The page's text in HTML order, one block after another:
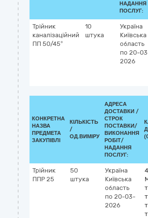
НАДАННЯ
ПОСЛУГ:
Трійник
каналізаційний
ПП 50/45°
10
штука
Україна
Київська
область
по 20-
2026
КОНКРЕТНА
НАЗВА
ПРЕДМЕТА
ЗАКУПІВЛІ
КІЛЬКІСТЬ
/
ОД.ВИМІРУ
АДРЕСА
ДОСТАВКИ /
СТРОК
ПОСТАВКИ/
ВИКОНАННЯ
РОБІТ/
НАДАННЯ
ПОСЛУГ:
Трійник
ППР 25
50
штука
Україна
Київська
область
по 20-03-
2026